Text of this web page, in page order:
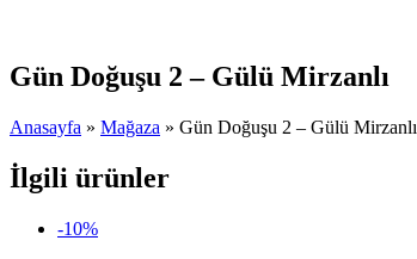
Gün Doğuşu 2 – Gülü Mirzanlı
Anasayfa » Mağaza » Gün Doğuşu 2 – Gülü Mirzanlı
İlgili ürünler
-10%